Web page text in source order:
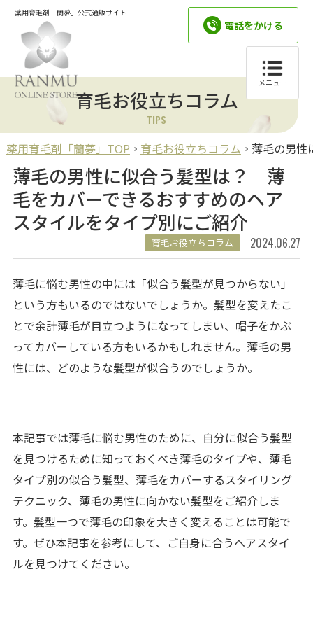
薬用育毛剤「蘭夢」公式通販サイト
電話をかける
メニュー
育毛お役立ちコラム
TIPS
薬用育毛剤「蘭夢」TOP 育毛お役立ちコラム 薄毛の男性
薄毛の男性に似合う髪型は？ 薄
毛をカバーできるおすすめのヘア
スタイルをタイプ別にご紹介
育毛お役立ちコラム 2024.06.27
薄毛に悩む男性の中には「似合う髪型が見つからない」
という方もいるのではないでしょうか。髪型を変えたこ
とで余計薄毛が目立つようになってしまい、帽子をかぶ
ってカバーしている方もいるかもしれません。薄毛の男
性には、どのような髪型が似合うのでしょうか。
本記事では薄毛に悩む男性のために、自分に似合う髪型
を見つけるために知っておくべき薄毛のタイプや、薄毛
タイプ別の似合う髪型、薄毛をカバーするスタイリング
テクニック、薄毛の男性に向かない髪型をご紹介しま
す。髪型一つで薄毛の印象を大きく変えることは可能で
す。ぜひ本記事を参考にして、ご自身に合うヘアスタイ
ルを見つけてください。